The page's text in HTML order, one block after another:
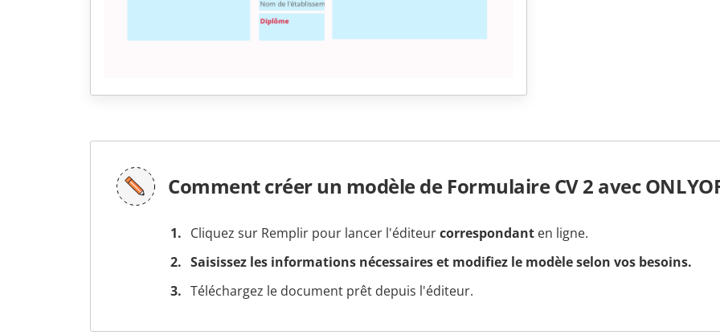
Comment créer un modèle de Formulaire CV 2 avec
Cliquez sur Remplir pour lancer l'éditeurcorrespondant en ligne.
Saisissez les informations nécessaires et modifiez le modèle selon vos besoins.
Téléchargez le document prêt depuis l'éditeur.